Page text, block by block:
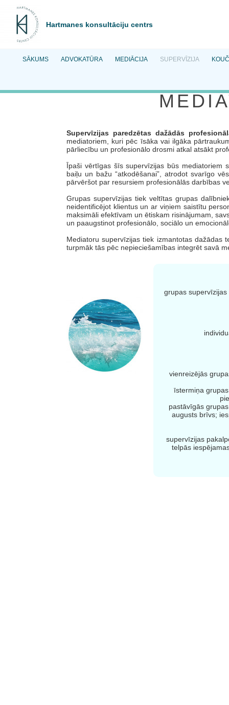
Hartmanes konsultāciju centrs
SĀKUMS ADVOKATŪRA MEDIĀCIJA SUPERVĪZIJA
Supervīzijas paredzētas dažādās
mediatoriem, kuri pēc īsāka vai ilgāka
pārliecību un profesionālo drosmi atkal atsākt
Īpaši vērtīgas šīs supervīzijas būs mediatoriem
baiļu un bažu “atkodēšanai”, atrodot svarīgo
pārvēršot par resursiem profesionālās darbības
Grupas supervīzijas tiek veltītas grupas
neidentificējot klientus un ar viņiem saistītu
maksimāli efektīvam un ētiskam risinājumam,
un paaugstinot profesionālo, sociālo un
Mediatoru supervīzijas tiek izmantotas
turpmāk tās pēc nepieciešamības integrēt savā
grupas
vienreizējās
īstermiņa
pastāvīgās
augusts brīvs;
supervīzijas
telpās